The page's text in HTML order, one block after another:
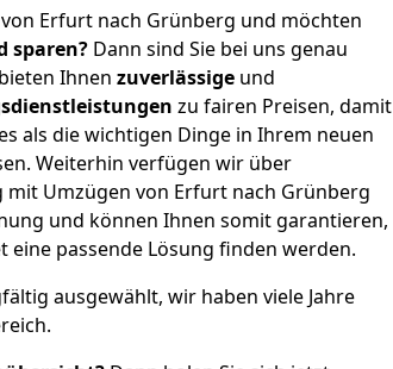
Erfurt nach Grünberg und möchten
sparen? Dann sind Sie bei uns genau
Ihnen zuverlässige und
zu fairen Preisen, damit
als die wichtigen Dinge in Ihrem neuen
Weiterhin verfügen wir über
Umzügen von Erfurt nach Grünberg
und können Ihnen somit garantieren,
eine passende Lösung finden werden.
ausgewählt, wir haben viele Jahre